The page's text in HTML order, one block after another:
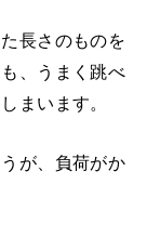
長さのものを
、うまく跳べ
まいます。
が、負荷がか